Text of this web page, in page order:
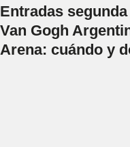
Entradas
Van Gogh
Arena: cuándo y